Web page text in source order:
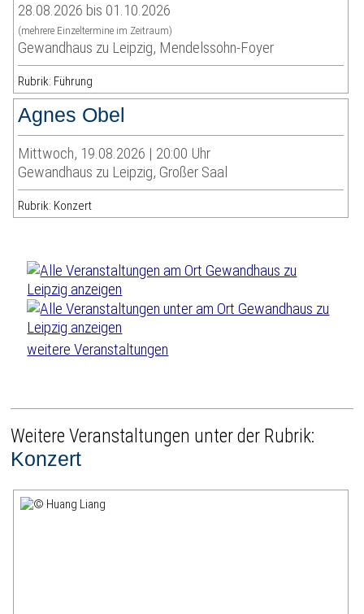
28.08.2026 bis 01.10.2026
(mehrere Einzeltermine im Zeitraum)
Gewandhaus zu Leipzig, Mendelssohn-Foyer
Rubrik: Führung
Agnes Obel
Mittwoch, 19.08.2026 | 20:00 Uhr
Gewandhaus zu Leipzig, Großer Saal
Rubrik: Konzert
weitere Veranstaltungen
Weitere Veranstaltungen unter der Rubrik:
Konzert